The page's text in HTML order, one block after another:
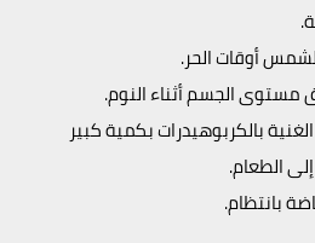
أوقات الحر.
مستوى الجسم أثناء النوم.
بالكربوهيدرات بكمية كبير
الطعام.
بانتظام.